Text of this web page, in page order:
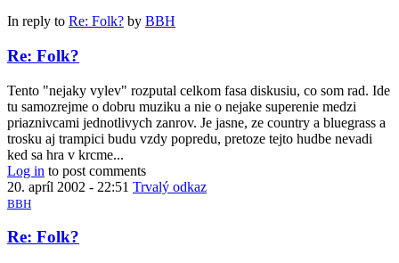
In reply to Re: Folk? by BBH
Re: Folk?
Tento "nejaky vylev" rozputal celkom fasa diskusiu, co som rad. Ide
tu samozrejme o dobru muziku a nie o nejake superenie medzi
priaznivcami jednotlivych zanrov. Je jasne, ze country a bluegrass a
trosku aj trampici budu vzdy popredu, pretoze tejto hudbe nevadi
ked sa hra v krcme...
Log in to post comments
20. apríl 2002 - 22:51 Trvalý odkaz
BBH
Re: Folk?